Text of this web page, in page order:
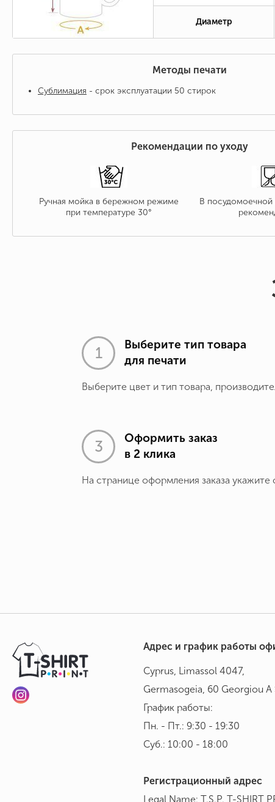
Диаметр
Методы печати
Сублимация - срок эксплуатации 50 стирок
Рекомендации по уходу
Ручная мойка в бережном режиме
при температуре 30°
В
Выберите тип товара
для печати
Выберите цвет и тип товара,
Оформить заказ
в 2 клика
На странице оформления заказа
Адрес и график работы
Cyprus, Limassol 4047,
Germasogeia, 60 Georgiou A
График работы:
Пн. - Пт.: 9:30 - 19:30
Суб.: 10:00 - 18:00
Регистрационный адрес
Legal Name: T.S.P. T-SHIRT